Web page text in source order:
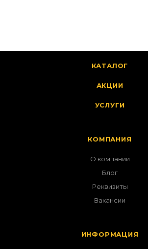
КАТАЛОГ
АКЦИИ
УСЛУГИ
КОМПАНИЯ
О компании
Блог
Реквизиты
Вакансии
ИНФОРМАЦИЯ